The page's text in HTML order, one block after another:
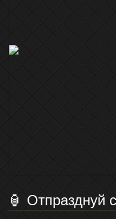
🏮 Отпразднуй